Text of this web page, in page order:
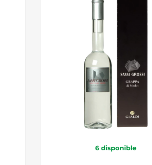
6 disponible